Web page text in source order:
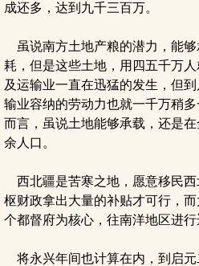
成还多，达到九千三百万。
虽说南方土地产粮的潜力，能
耗，但是这些土地，用四五千万
及运输业一直在迅猛的发生，但
输业容纳的劳动力也就一千万稍
而言，虽说土地能够承载，还是
余人口。
西北疆是苦寒之地，愿意移民西
枢财政拿出大量的补贴才可行，
个都督府为核心，往南洋地区进行
将永兴年间也计算在内，到启元